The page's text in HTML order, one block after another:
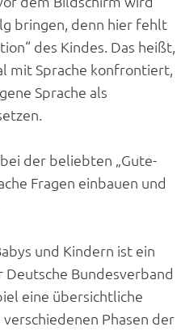
bringen, denn hier fehlt
des Kindes. Das heißt,
mit Sprache konfrontiert,
Sprache als
der beliebten „Gute-
Fragen einbauen und
und Kindern ist ein
Bundesverband
eine übersichtliche
Phasen der